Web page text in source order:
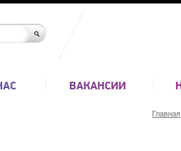
Главная